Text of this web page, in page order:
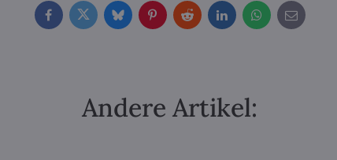
FacebookTwitterBlueskyPinterestRedditLinkedInWhatsApp
E-
mail
Andere Artikel: